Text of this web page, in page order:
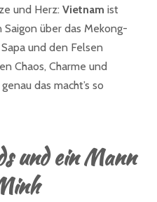
und Herz: Vietnam ist
über das Mekong-
und den Felsen
Chaos, Charme und
das macht’s so
und ein Mann